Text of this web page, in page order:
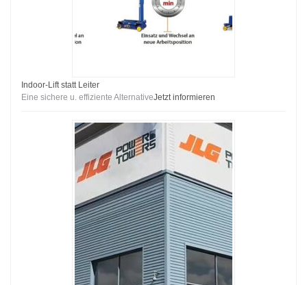
Indoor-Lift statt Leiter
Eine sichere u. effiziente AlternativeJetzt informieren